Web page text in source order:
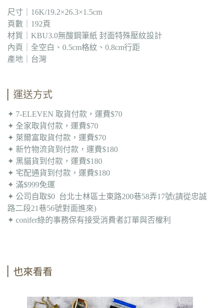
尺寸｜16K/19.2×26.3×1.5cm
頁數｜192頁
材質｜KBU3.0無酸鋼筆紙 封面特殊壓紋設計
內頁｜全空白、0.5cm格紋、0.8cm行距
產地｜台灣
運送方式
✦ 7-ELEVEN 取貨付款，運費$70
✦ 全家取貨付款，運費$70
✦ 萊爾富取貨付款，運費$70
✦ 新竹物流貨到付款，運費$180
✦ 黑貓貨到付款，運費$180
✦ 宅配通貨到付款，運費$180
✦ 滿$999免運
✦ 公司自取$0 台北士林區士東路200巷58弄17號(請從忠誠
路二段21巷56號對面進來)
✦ conifer綠的事務保有接受消費者訂單與否權利
也來看看